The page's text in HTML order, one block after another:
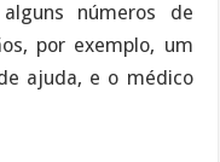
números de
por exemplo, um
ajuda, e o médico